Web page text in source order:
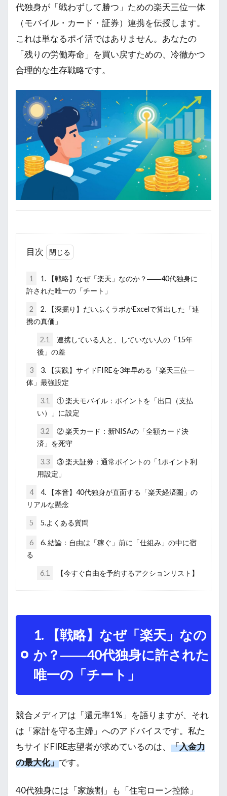
代独身が「戦わずして勝つ」ための楽天三位一体
（モバイル・カード・証券）連携を伝授します。
これは単なるポイ活ではありません。あなたの
「残りの労働寿命」を買い戻すための、冷徹かつ
合理的な生存戦略です。
目次
1
1. 【戦略】なぜ「楽天」なのか？――40代独身に
許された唯一の「チート」
2
2. 【深掘り】だいふくラボがExcelで算出した「連
携の真価」
2.1
連携している人と、していない人の「15年
後」の差
3
3. 【実践】サイドFIREを3年早める「楽天三位一
体」最強設定
3.1
① 楽天モバイル：ポイントを「出口（支払
い）」に設定
3.2
② 楽天カード：新NISAの「全額カード決
済」を死守
3.3
③ 楽天証券：通常ポイントの「1ポイント利
用設定」
4
4. 【本音】40代独身が直面する「楽天経済圏」の
リアルな懸念
5 5.よくある質問
6
6. 結論：自由は「稼ぐ」前に「仕組み」の中に宿
る
6.1 【今すぐ自由を予約するアクションリスト】
1. 【戦略】なぜ「楽天」なの
か？――40代独身に許された
唯一の「チート」
競合メディアは「還元率1%」を語りますが、それ
は「家計を守る主婦」へのアドバイスです。私た
ちサイドFIRE志望者が求めているのは、 「入金力
の最大化」です。
40代独身には「家族割」も「住宅ローン控除」